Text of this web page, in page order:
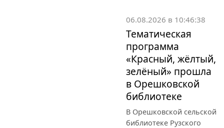
06.08.2026 в 10:46:38
Тематическая
программа
«Красный, жёлтый,
зелёный» прошла
в Орешковской
библиотеке
В Орешковской сельской
библиотеке Рузского